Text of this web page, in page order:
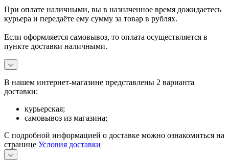
При оплате наличными, вы в назначенное время дожидаетесь
курьера и передаёте ему сумму за товар в рублях.
Если оформляется самовывоз, то оплата осуществляется в
пункте доставки наличными.
В нашем интернет-магазине представлены 2 варианта
доставки:
курьерская;
самовывоз из магазина;
С подробной информацией о доставке можно ознакомиться на
странице Условия доставки